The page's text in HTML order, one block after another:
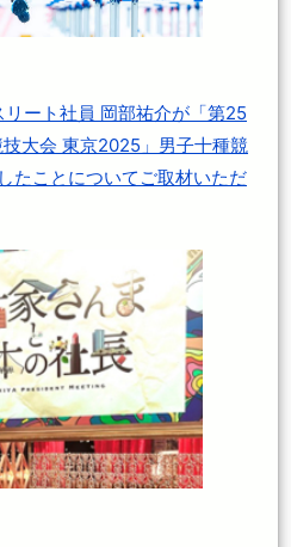
ート社員 岡部祐介が「第25
大会 東京2025」男子十種競
たことについてご取材いただ